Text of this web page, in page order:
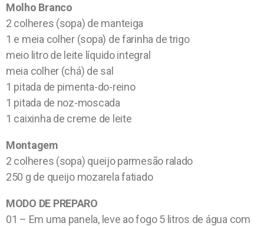
Molho Branco
2 colheres (sopa) de manteiga
1 e meia colher (sopa) de farinha de trigo
meio litro de leite líquido integral
meia colher (chá) de sal
1 pitada de pimenta-do-reino
1 pitada de noz-moscada
1 caixinha de creme de leite
Montagem
2 colheres (sopa) queijo parmesão ralado
250 g de queijo mozarela fatiado
MODO DE PREPARO
01 – Em uma panela, leve ao fogo 5 litros de água com